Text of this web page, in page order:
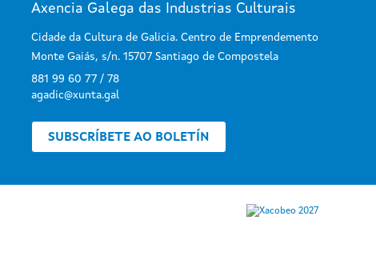
Axencia Galega das Industrias Culturais
Cidade da Cultura de Galicia. Centro de Emprendemento
Monte Gaiás, s/n. 15707 Santiago de Compostela
881 99 60 77 / 78
agadic@xunta.gal
SUBSCRÍBETE AO BOLETÍN